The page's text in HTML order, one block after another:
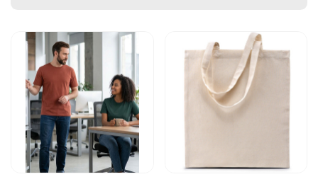
Liste des produits
Go to product page Go to product page